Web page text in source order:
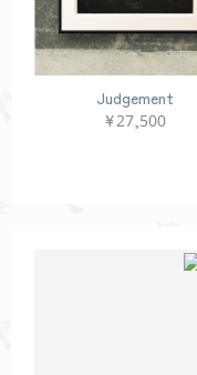
Judgement
¥27,500